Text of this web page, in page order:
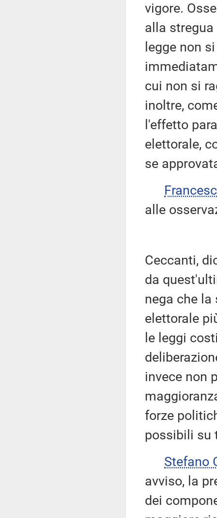
vigore.
alla
legge non
cui non si
inoltre,
l'effetto
elettorale,
se
alle
Ceccanti,
da
nega che la
elettorale
le leggi
invece non
forze
possibili su
Stefano
avviso, la
dei